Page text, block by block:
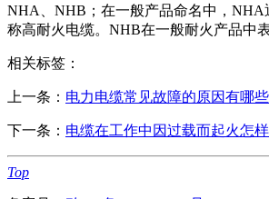
NHA、NHB；在一般产品命名中，NHA
称高耐火电缆。NHB在一般耐火产品中
相关标签：
上一条： 电力电缆常见故障的原因有哪些
下一条： 电缆在工作中因过载而起火怎
Top